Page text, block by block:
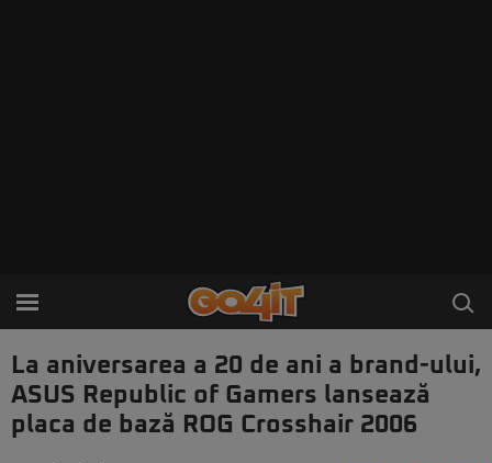
La aniversarea a 20 de ani a brand-ului,
ASUS Republic of Gamers lansează
placa de bază ROG Crosshair 2006